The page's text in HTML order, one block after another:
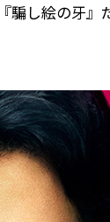
し絵の牙